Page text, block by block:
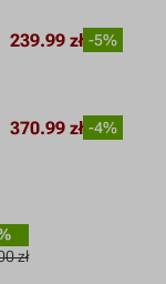
zł
239.99 zł -5%
370.99 zł -4%